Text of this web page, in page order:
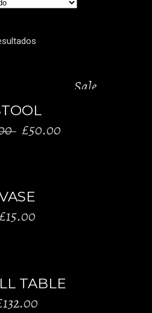
Sale
El
£60.00.
£50.00
15.00
TABLE
132.00